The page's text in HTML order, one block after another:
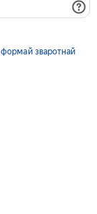
формай зваротнай